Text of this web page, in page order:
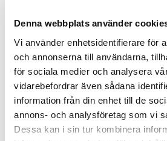
Denna webbplats använder
Vi använder enhetsidentifierare för
och annonserna till användarna,
för sociala medier och analysera
vidarebefordrar även sådana
information från din enhet till de
annons- och analysföretag som vi
Dessa kan i sin tur kombinera
denna typ av produkter ) för att minimera
minimerar allergier. Samtliga produkter är
handtvätt och flamsäkra. Samtliga ögon är
innebär att de sitter fast ungefär som
Tipsa
Upptäck